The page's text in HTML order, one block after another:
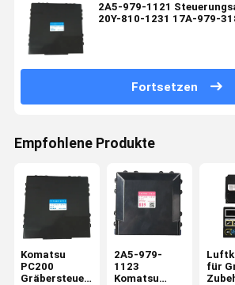
2A5-979-1121
20Y-810-1231 17A-979-
Fortsetzen
Empfohlene Produkte
Komatsu
PC200
Gräbersteuerung
2A5-979-
1123
Komatsu
für